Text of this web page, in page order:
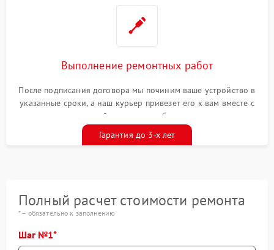
Выполнение ремонтных работ
После подписания договора мы починим ваше устройство в
указанные сроки, а наш курьер привезет его к вам вместе с
гарантийным талоном бесплатно
Гарантия до 3-х лет
Полный расчет стоимости ремонта
* – обязательно к заполнению
Шаг №1